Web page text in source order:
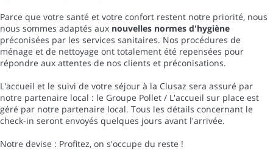
Parce que votre santé et votre confort restent notre priorité, nous
nous sommes adaptés aux nouvelles normes d'hygiène
préconisées par les services sanitaires. Nos procédures de
ménage et de nettoyage ont totalement été repensées pour
répondre aux attentes de nos clients et préconisations.
L'accueil et le suivi de votre séjour à la Clusaz sera assuré par
notre partenaire local : le Groupe Pollet / L'accueil sur place est
géré par notre partenaire local. Tous les détails concernant le
check-in seront envoyés quelques jours avant l'arrivée.
Notre devise : Profitez, on s'occupe du reste !